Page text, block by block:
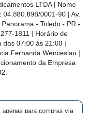
LTDA | Nome
0001-90 | Av.
- Toledo - PR -
1811 | Horário de
das 07:00 às 21:00 |
Fernanda Wenceslau |
da Empresa
para compras via